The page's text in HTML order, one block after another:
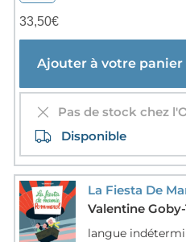
33,50€
Ajouter à votre panier
Pas de stock chez
Disponible
La Fiesta De
Valentine
langue